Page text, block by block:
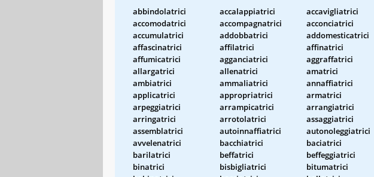
abbindolatrici accalappiatrici accavigliatrici
accomodatrici
accompagnatrici acconciatrici
accumulatrici
addobbatrici addomesticatrici
affascinatrici
affilatrici affinatrici
affumicatrici
agganciatrici aggraffatrici
allargatrici
allenatrici amatrici
ambiatrici
ammaliatrici annaffiatrici
applicatrici
appropriatrici armatrici
arpeggiatrici
arrampicatrici arrangiatrici
arringatrici
arrotolatrici assaggiatrici
assemblatrici
autoinnaffiatrici autonoleggiatrici
avvelenatrici
bacchiatrici baciatrici
barilatrici
beffatrici beffeggiatrici
binatrici
bisbigliatrici bitumatrici